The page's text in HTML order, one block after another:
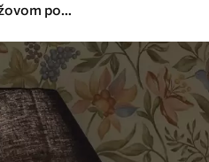
Ozdobné ružové kvety na béžovom pozadí